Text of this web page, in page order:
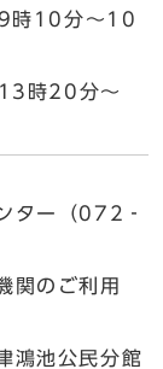
時10分～10
時20分～
ター（072‐
関のご利用
鴻池公民分館